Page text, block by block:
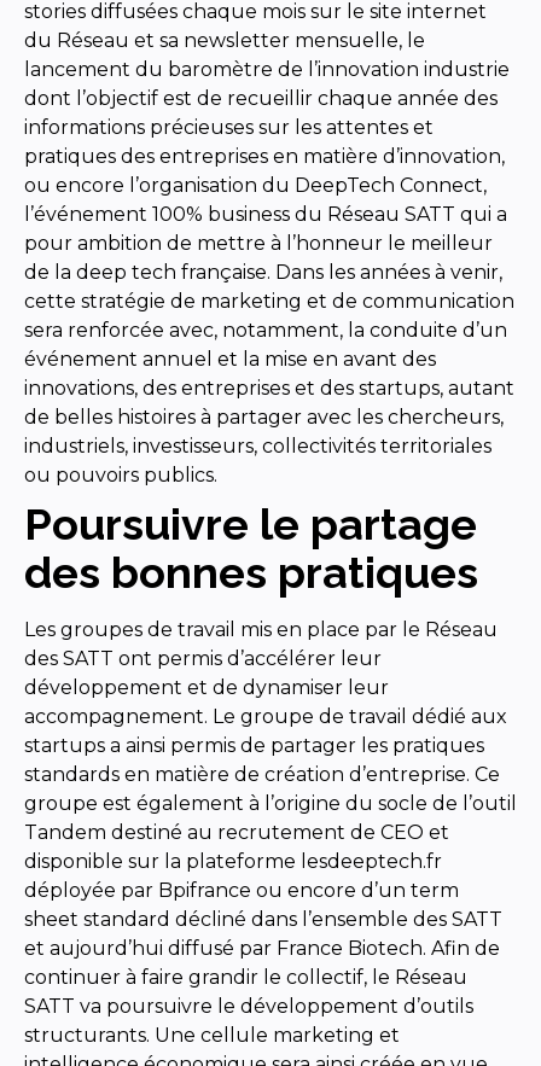
stories diffusées chaque mois sur le site internet
du Réseau et sa newsletter mensuelle, le
lancement du baromètre de l’innovation industrie
dont l’objectif est de recueillir chaque année des
informations précieuses sur les attentes et
pratiques des entreprises en matière d’innovation,
ou encore l’organisation du DeepTech Connect,
l’événement 100% business du Réseau SATT qui a
pour ambition de mettre à l’honneur le meilleur
de la deep tech française. Dans les années à venir,
cette stratégie de marketing et de communication
sera renforcée avec, notamment, la conduite d’un
événement annuel et la mise en avant des
innovations, des entreprises et des startups, autant
de belles histoires à partager avec les chercheurs,
industriels, investisseurs, collectivités territoriales
ou pouvoirs publics.
Poursuivre le partage
des bonnes pratiques
Les groupes de travail mis en place par le Réseau
des SATT ont permis d’accélérer leur
développement et de dynamiser leur
accompagnement. Le groupe de travail dédié aux
startups a ainsi permis de partager les pratiques
standards en matière de création d’entreprise. Ce
groupe est également à l’origine du socle de l’outil
Tandem destiné au recrutement de CEO et
disponible sur la plateforme lesdeeptech.fr
déployée par Bpifrance ou encore d’un term
sheet standard décliné dans l’ensemble des SATT
et aujourd’hui diffusé par France Biotech. Afin de
continuer à faire grandir le collectif, le Réseau
SATT va poursuivre le développement d’outils
structurants. Une cellule marketing et